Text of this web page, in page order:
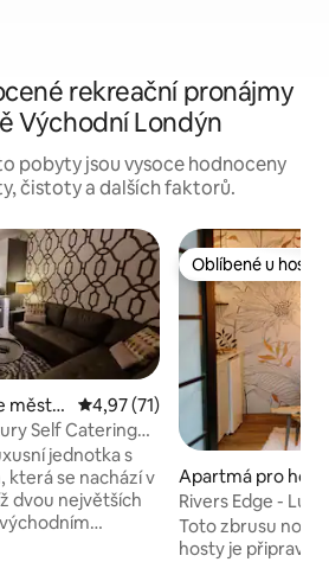
rekreační pronájmy
Východní Londýn
pobyty jsou vysoce hodnoceny
čistoty a dalších faktorů.
městě
Průměrné hodnocení 4,97 z 5,
4,97 (71)
Self Catering
jednotka s
která se nachází v
dvou největších
Oblíbené u hostů
Oblíbené u hostů
Apartmá pro
ě Východní
Rivers Edge -
Toto zbrusu nové
hosty je